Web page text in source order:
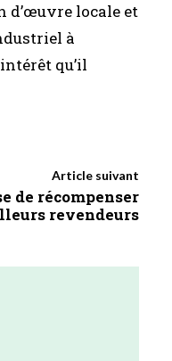
d’œuvre locale et
à
qu’il
Article suivant
de récompenser
revendeurs